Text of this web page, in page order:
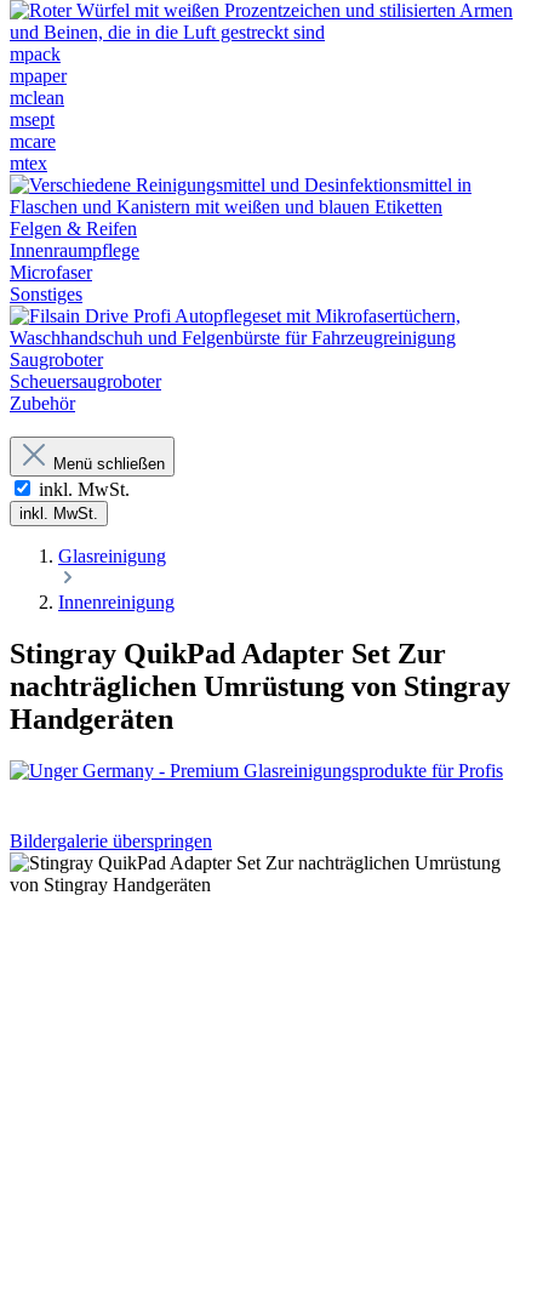
mpack
mpaper
mclean
msept
mcare
mtex
Felgen & Reifen
Innenraumpflege
Microfaser
Sonstiges
Saugroboter
Scheuersaugroboter
Zubehör
Menü schließen
inkl. MwSt.
inkl. MwSt.
Glasreinigung
Innenreinigung
Stingray QuikPad Adapter Set Zur
nachträglichen Umrüstung von Stingray
Handgeräten
Bildergalerie überspringen